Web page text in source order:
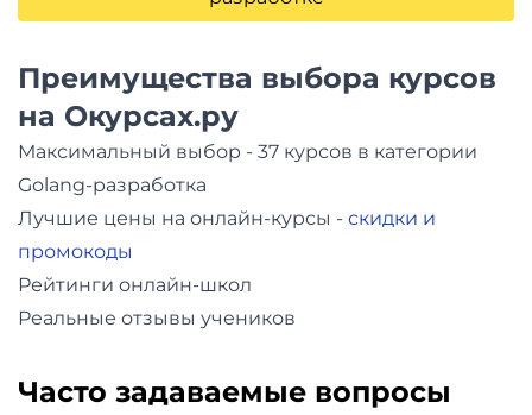
Преимущества выбора курсов
на Окурсах.ру
Максимальный выбор - 37 курсов в категории
Golang-разработка
Лучшие цены на онлайн-курсы - скидки и
промокоды
Рейтинги онлайн-школ
Реальные отзывы учеников
Часто задаваемые вопросы